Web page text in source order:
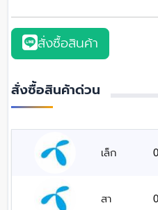
สั่งซื้อสินค้า
สั่งซื้อสินค้าด่วน
เล็ก
สา